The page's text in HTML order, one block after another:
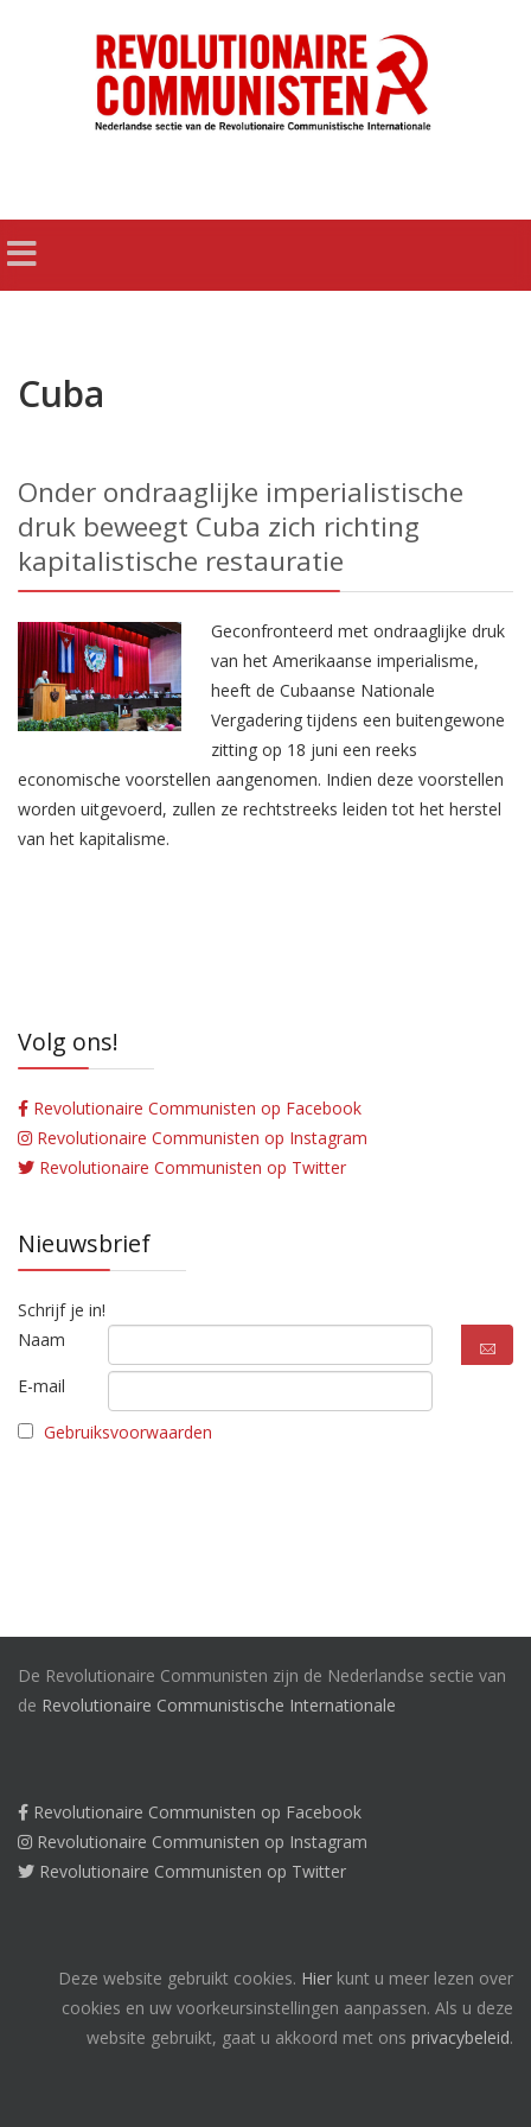
Cuba
Onder ondraaglijke imperialistische
druk beweegt Cuba zich richting
kapitalistische restauratie
Geconfronteerd met ondraaglijke druk
van het Amerikaanse imperialisme,
heeft de Cubaanse Nationale
Vergadering tijdens een buitengewone
zitting op 18 juni een reeks
economische voorstellen aangenomen. Indien deze voorstellen
worden uitgevoerd, zullen ze rechtstreeks leiden tot het herstel
van het kapitalisme.
Volg ons!
Revolutionaire Communisten op Facebook
Revolutionaire Communisten op Instagram
Revolutionaire Communisten op Twitter
Nieuwsbrief
Schrijf je in!
Naam
E-mail
Gebruiksvoorwaarden
De Revolutionaire Communisten zijn de Nederlandse sectie van
de Revolutionaire Communistische Internationale
Revolutionaire Communisten op Facebook
Revolutionaire Communisten op Instagram
Revolutionaire Communisten op Twitter
Deze website gebruikt cookies. Hier kunt u meer lezen over
cookies en uw voorkeursinstellingen aanpassen. Als u deze
website gebruikt, gaat u akkoord met ons privacybeleid.